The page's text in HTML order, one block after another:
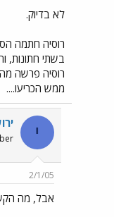
לא בדיוק.
רוסיה חתמה
רוסיה פרשה
ממש הכריעו....
י
2/1/05
אבל, מה הקשר